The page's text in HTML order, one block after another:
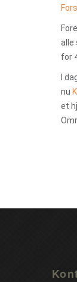
alle
for
I
nu
et